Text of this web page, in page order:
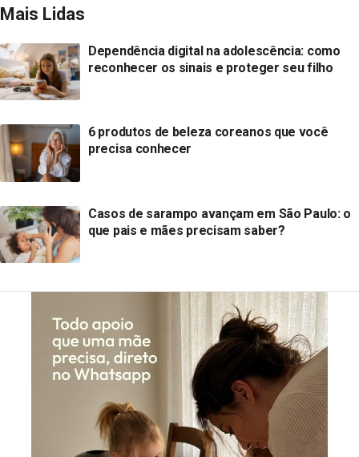
Mais Lidas
Dependência digital na adolescência: como
reconhecer os sinais e proteger seu filho
6 produtos de beleza coreanos que você
precisa conhecer
Casos de sarampo avançam em São Paulo: o
que pais e mães precisam saber?